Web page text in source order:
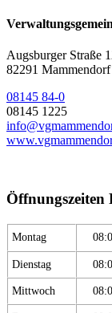
Augsburger Straße
82291 Mammendorf
08145 84-0
08145 1225
Montag
Dienstag
Mittwoch